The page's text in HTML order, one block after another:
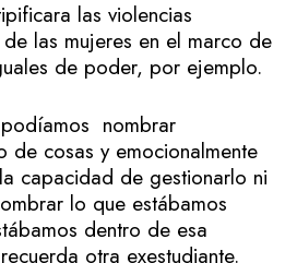
las violencias
las mujeres en el marco de
de poder, por ejemplo.
nombrar
de cosas y emocionalmente
capacidad de gestionarlo ni
lo que estábamos
dentro de esa
otra exestudiante.